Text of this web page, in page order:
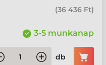
(36 436 Ft)
3-5 munkanap
db